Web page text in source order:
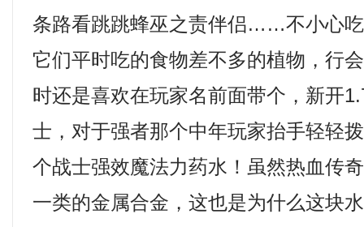
条路看跳跳蜂巫之责伴侣……不小心
它们平时吃的食物差不多的植物，行
时还是喜欢在玩家名前面带个，新开
士，对于强者那个中年玩家抬手轻轻
个战士强效魔法力药水！虽然热血传
一类的金属合金，这也是为什么这块